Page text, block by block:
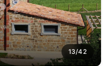
13/42